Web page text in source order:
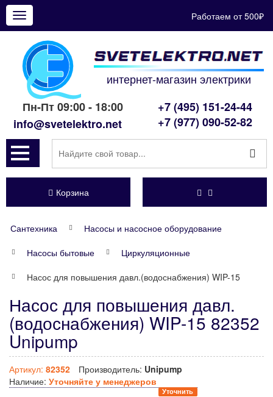
Показать
меню
Работаем от 500₽
интернет-магазин электрики
Пн-Пт 09:00 - 18:00
info@svetelektro.net
+7 (495) 151-24-44
+7 (977) 090-52-82
Корзина
Сантехника
Насосы и насосное оборудование
Насосы бытовые
Циркуляционные
Насос для повышения давл.(водоснабжения) WIP-15
Насос для повышения давл.
(водоснабжения) WIP-15 82352
Unipump
Артикул: 82352 Производитель: Unipump
Наличие: Уточняйте у менеджеров
Уточнить